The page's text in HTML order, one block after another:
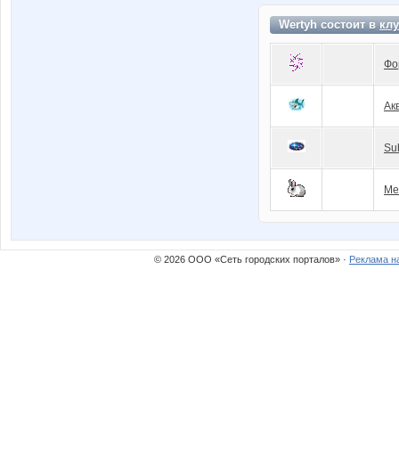
Wertyh состоит в
© 2026 ООО «Сеть городских порталов» · Реклама